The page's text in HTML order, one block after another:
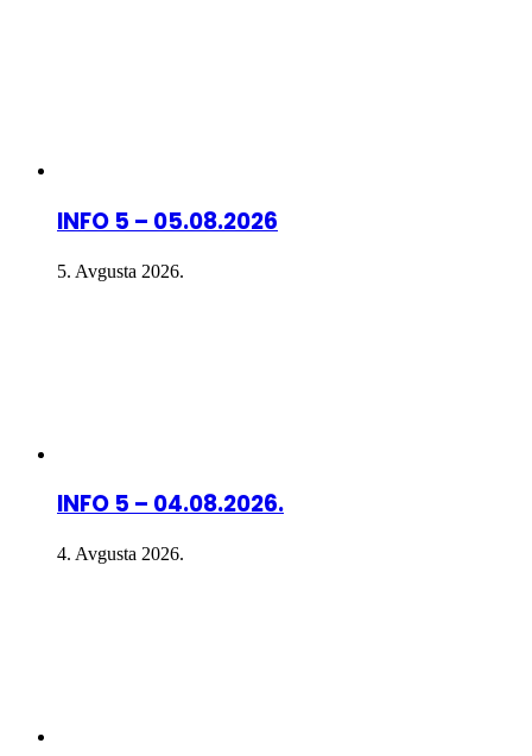
INFO 5 – 05.08.2026
5. Avgusta 2026.
INFO 5 – 04.08.2026.
4. Avgusta 2026.